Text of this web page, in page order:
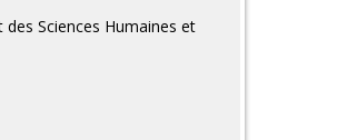
des Sciences Humaines et